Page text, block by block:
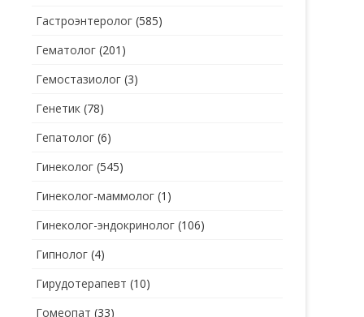
Гастроэнтеролог (585)
Гематолог (201)
Гемостазиолог (3)
Генетик (78)
Гепатолог (6)
Гинеколог (545)
Гинеколог-маммолог (1)
Гинеколог-эндокринолог (106)
Гипнолог (4)
Гирудотерапевт (10)
Гомеопат (33)